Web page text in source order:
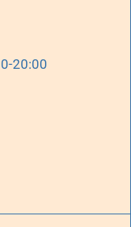
20:00